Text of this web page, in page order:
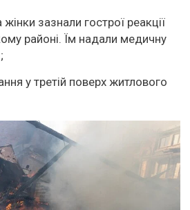
жінки зазнали гострої реакції
районі. Їм надали медичну
у третій поверх житлового